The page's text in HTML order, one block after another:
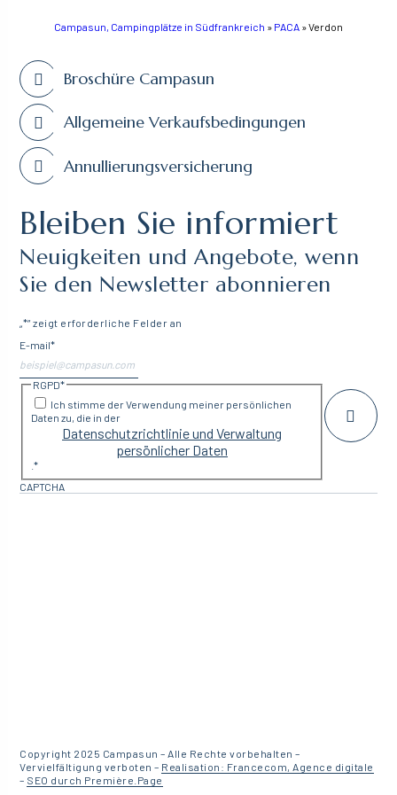
Campasun, Campingplätze in Südfrankreich » PACA »Verdon
Broschüre Campasun
Allgemeine Verkaufsbedingungen
Annullierungsversicherung
Bleiben Sie informiert
Neuigkeiten und Angebote, wenn
Sie den Newsletter abonnieren
„*“ zeigt erforderliche Felder an
E-mail*
RGPD*
Ich stimme der Verwendung meiner persönlichen
Daten zu, die in der
Datenschutzrichtlinie und Verwaltung
persönlicher Daten
.*
CAPTCHA
Copyright 2025 Campasun – Alle Rechte vorbehalten –
Vervielfältigung verboten – Realisation: Francecom, Agence digitale
– SEO durch Première.Page